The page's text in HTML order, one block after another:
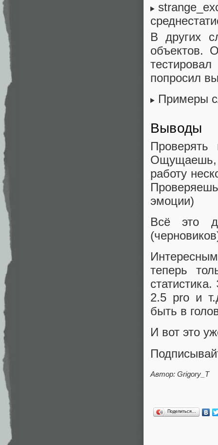
В других
объектов.
попросил
Примеры
Выводы
Ощущаешь,
работу
эмоции)
Всё это
теперь
2.5 pro и
быть в
И вот это
Автор: Grigory_T
Поделиться…